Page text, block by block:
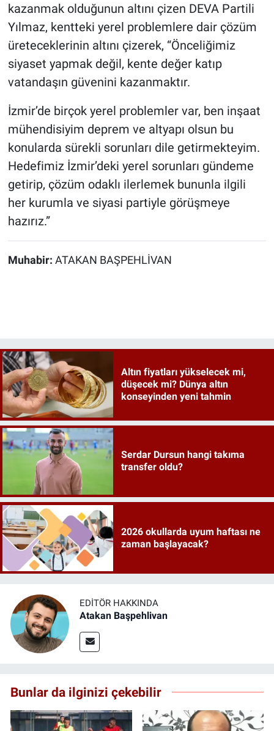
kazanmak olduğunun altını çizen DEVA Partili
Yılmaz, kentteki yerel problemlere dair çözüm
üreteceklerinin altını çizerek, “Önceliğimiz
siyaset yapmak değil, kente değer katıp
vatandaşın güvenini kazanmaktır.
İzmir’de birçok yerel problemler var, ben inşaat
mühendisiyim deprem ve altyapı olsun bu
konularda sürekli sorunları dile getirmekteyim.
Hedefimiz İzmir’deki yerel sorunları gündeme
getirip, çözüm odaklı ilerlemek bununla ilgili
her kurumla ve siyasi partiyle görüşmeye
hazırız.”
Muhabir: ATAKAN BAŞPEHLİVAN
Altın fiyatları yükselecek mi,
düşecek mi? Dünya altın
konseyinden yeni tahmin
Serdar Dursun hangi takıma
transfer oldu?
2026 okullarda uyum haftası ne
zaman başlayacak?
EDITÖR HAKKINDA
Atakan Başpehlivan
Bunlar da ilginizi çekebilir